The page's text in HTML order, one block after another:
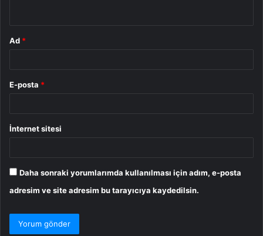
Ad *
E-posta *
İnternet sitesi
Daha sonraki yorumlarımda kullanılması için adım, e-posta
adresim ve site adresim bu tarayıcıya kaydedilsin.